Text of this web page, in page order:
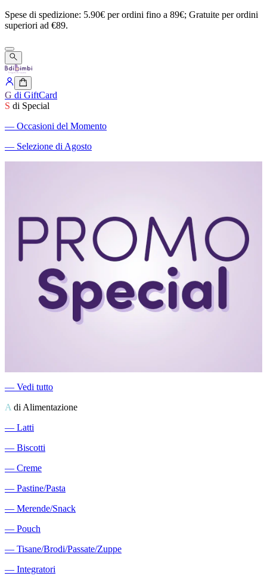
Spese di spedizione: 5.90€ perordini fino a 89€; Gratuite perordini
superiori ad €89.
G di GiftCard
S di Special
― Occasioni del Momento
― Selezione di Agosto
― Vedi tutto
A di Alimentazione
― Latti
― Biscotti
― Creme
― Pastine/Pasta
― Merende/Snack
― Pouch
― Tisane/Brodi/Passate/Zuppe
― Integratori